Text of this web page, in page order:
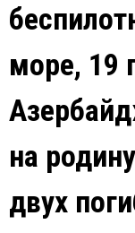
море, 19
на
двух